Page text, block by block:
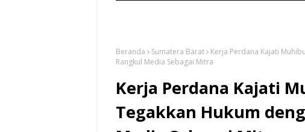
Beranda Sumatera Barat
Kerja Perdana Kajati
Rangkul Media Sebagai Mitra
Kerja Perdana Kajati
Tegakkan Hukum